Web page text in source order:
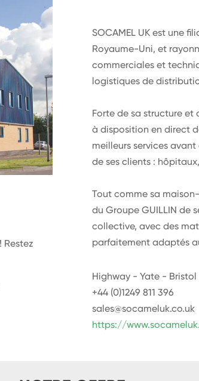
Restez
SOCAMEL UK est une
Royaume-Uni, et
commerciales et
logistiques de
Forte de sa structure et
à disposition en direct
meilleurs services
de ses clients :
Tout comme sa
du Groupe GUILLIN de
collective, avec des
parfaitement adaptés
Highway - Yate - Bristol
+44 (0)1249 811 396
sales@socameluk.co.uk
https://